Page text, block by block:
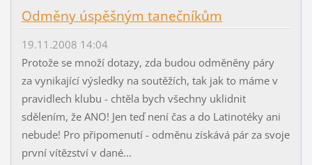
Odměny úspěšným tanečníkům
19.11.2008 14:04
Protože se množí dotazy, zda budou odměněny páry
za vynikající výsledky na soutěžích, tak jak to máme v
pravidlech klubu - chtěla bych všechny uklidnit
sdělením, že ANO! Jen teď není čas a do Latinotéky ani
nebude! Pro připomenutí - odměnu získává pár za svoje
první vítězství v dané...